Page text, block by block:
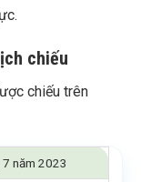
chiếu
chiếu trên
năm 2023